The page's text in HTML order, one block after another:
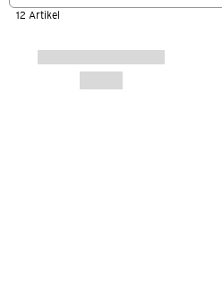
12 Artikel